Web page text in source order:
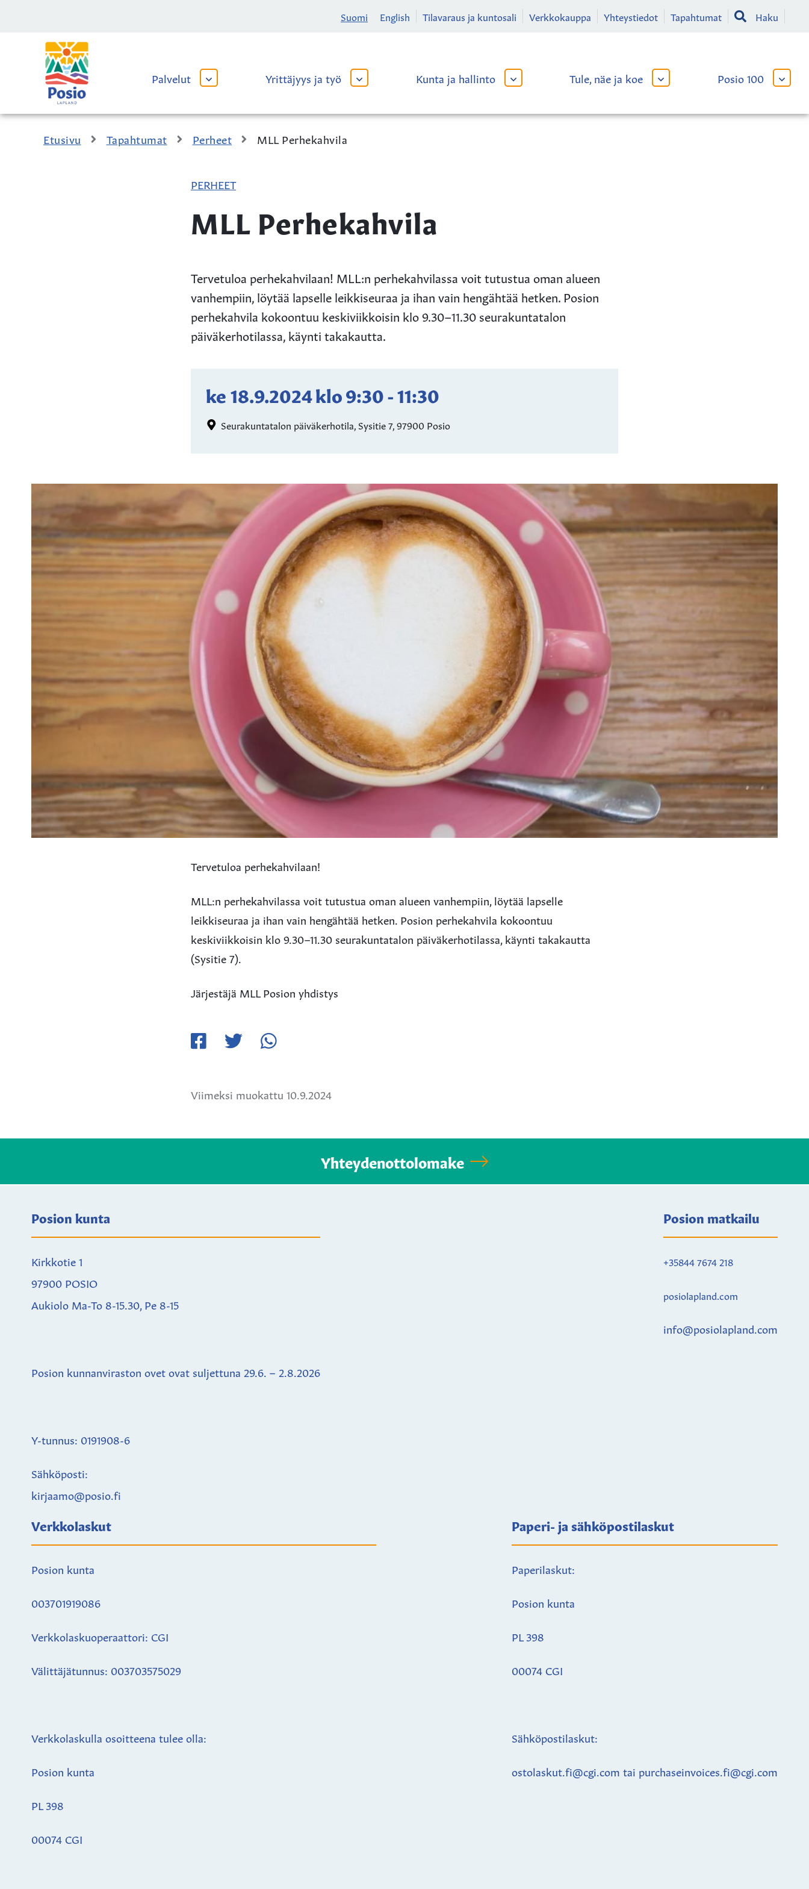
Suomi English Tilavaraus ja kuntosali Verkkokauppa Yhteystiedot Tapahtumat Haku
Kaupungin
logo
Palvelut
AVAA
ALAVALIKKO
Yrittäjyys ja työ
AVAA
ALAVALIKKO
Kunta ja hallinto
AVAA
ALAVALIKKO
Tule, näe ja koe
AVAA
ALAVALIKKO
Posio 100
AVAA
Etusivu Tapahtumat Perheet MLL Perhekahvila
PERHEET
MLL Perhekahvila
Tervetuloa perhekahvilaan! MLL:n perhekahvilassa voit tutustua oman alueen
vanhempiin, löytää lapselle leikkiseuraa ja ihan vain hengähtää hetken. Posion
perhekahvila kokoontuu keskiviikkoisin klo 9.30–11.30 seurakuntatalon
päiväkerhotilassa, käynti takakautta.
ke 18.9.2024klo9:30-11:30
Seurakuntatalon päiväkerhotila, Sysitie 7, 97900 Posio
Tervetuloa perhekahvilaan!
MLL:n perhekahvilassa voit tutustua oman alueen vanhempiin, löytää lapselle
leikkiseuraa ja ihan vain hengähtää hetken. Posion perhekahvila kokoontuu
keskiviikkoisin klo 9.30–11.30 seurakuntatalon päiväkerhotilassa, käynti takakautta
(Sysitie 7).
Järjestäjä MLL Posion yhdistys
Viimeksi muokattu 10.9.2024
Yhteydenottolomake
Posion kunta
Kirkkotie 1
97900 POSIO
Aukiolo Ma-To 8-15.30, Pe 8-15
Posion kunnanviraston ovet ovat suljettuna 29.6. – 2.8.2026
Y-tunnus: 0191908-6
Sähköposti:
kirjaamo@posio.fi
Posion matkailu
+35844 7674 218
posiolapland.com
info@posiolapland.com
Verkkolaskut
Posion kunta
003701919086
Verkkolaskuoperaattori: CGI
Välittäjätunnus: 003703575029
Verkkolaskulla osoitteena tulee olla:
Posion kunta
PL 398
00074 CGI
Paperi- ja sähköpostilaskut
Paperilaskut:
Posion kunta
PL 398
00074 CGI
Sähköpostilaskut:
ostolaskut.fi@cgi.com tai purchaseinvoices.fi@cgi.com